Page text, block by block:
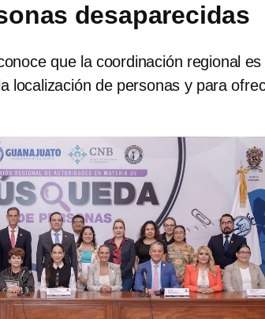
desaparecidas
que la coordinación regional es
localización de personas y para